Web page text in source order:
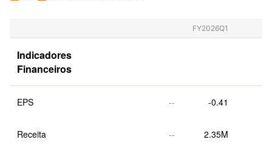
FY2026Q1
Indicadores
Financeiros
EPS -- -0.41
Receita -- 2.35M